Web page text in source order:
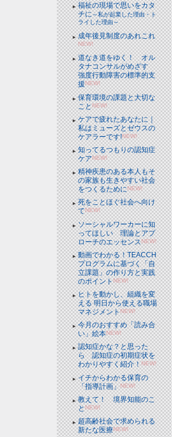
福祉の現場で思いをカタ
チに～私が起業した理由・ト
ライした理由～
成年後見制度のあれこれ
NEW!
道なき道をゆく！ オル
タナコンサルがめざす
強度行動障害の標準的支
援NEW!
保育環境の課題と大切な
ことNEW!
ケアで疲れたあなたに｜
私はミューズとゼウスの
ケアラーです!NEW!
知ってるつもりの認知症
ケアNEW!
精神疾患のある本人もそ
の家族も生きやすい社会
をつくるためにNEW!
死をことほぐ社会へ向け
てNEW!
ソーシャルワーカーに知
ってほしい 理論とアプ
ローチのエッセンスNEW!
動画でわかる！TEACCH
プログラムに基づく「自
立課題」の作り方と実践
のポイントNEW!
ヒトを動かし、組織を変
える 明日から使える職場
マネジメントNEW!
今月のおすすめ「読み合
い」絵本NEW!
認知症かな？と思った
ら 認知症の初期症状を
わかりやすく紹介！NEW!
イチからわかる保育の
「指導計画」NEW!
教えて！ 境界知能のこ
とNEW!
超高齢社会で求められる
新たな医療NEW!